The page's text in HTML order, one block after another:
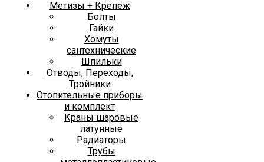
Метизы + Крепеж
Болты
Гайки
Хомуты
сантехнические
Шпильки
Отводы, Переходы,
Тройники
Отопительные приборы
и комплект
Краны шаровые
латунные
Радиаторы
Трубы